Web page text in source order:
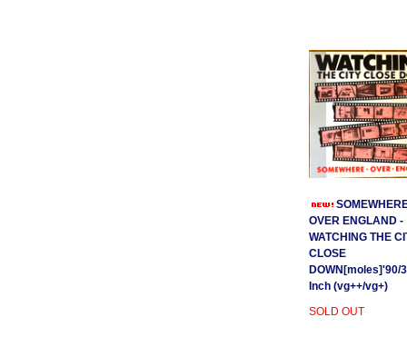
OVER ENGLAND -
WATCHING THE
CLOSE
DOWN[moles]'90/
Inch (vg++/vg+)
SOLD OUT